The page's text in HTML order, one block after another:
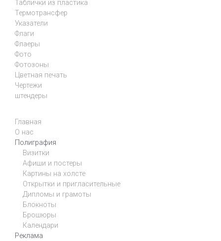
Таблички из пластика
Термотрансфер
Указатели
Флаги
Флаеры
Фото
Фотозоны
Цветная печать
Чертежи
штендеры
Главная
О нас
Полиграфия
Визитки
Афиши и постеры
Картины на холсте
Открытки и пригласительные
Дипломы и грамоты
Блокноты
Брошюры
Календари
Реклама